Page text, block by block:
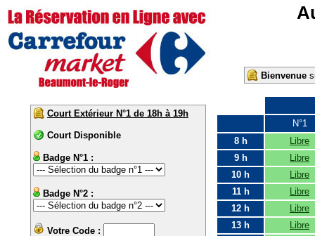
Bienvenue
Court Extérieur N°1 de 18h à 19h
Court Disponible
Badge N°1 :
Badge N°2 :
Votre Code :
N°1
8 h
Libre
9 h
Libre
10 h
Libre
11 h
Libre
12 h
Libre
13 h
Libre